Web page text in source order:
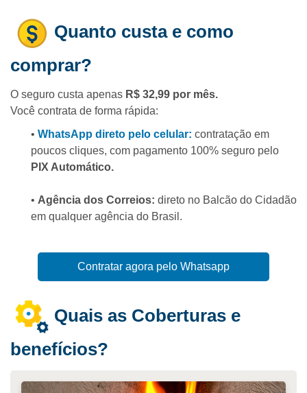
Quanto custa e como
comprar?
O seguro custa apenas R$ 32,99 por mês.
Você contrata de forma rápida:
• WhatsApp direto pelo celular: contratação em
poucos cliques, com pagamento 100% seguro pelo
PIX Automático.
• Agência dos Correios: direto no Balcão do Cidadão
em qualquer agência do Brasil.
Contratar agora pelo Whatsapp
Quais as Coberturas e
benefícios?